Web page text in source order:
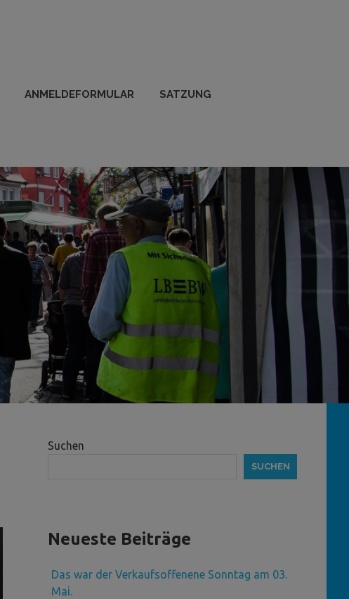
ANMELDEFORMULAR SATZUNG
Suchen
SUCHEN
Neueste Beiträge
Das war der Verkaufsoffenene Sonntag am 03.
Mai.